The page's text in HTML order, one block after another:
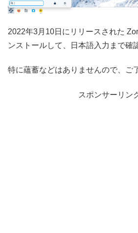
2022年3月10日にリリースされた
ンストールして、日本語入力まで確
特に蘊蓄などはありませんので、ご
スポンサーリン